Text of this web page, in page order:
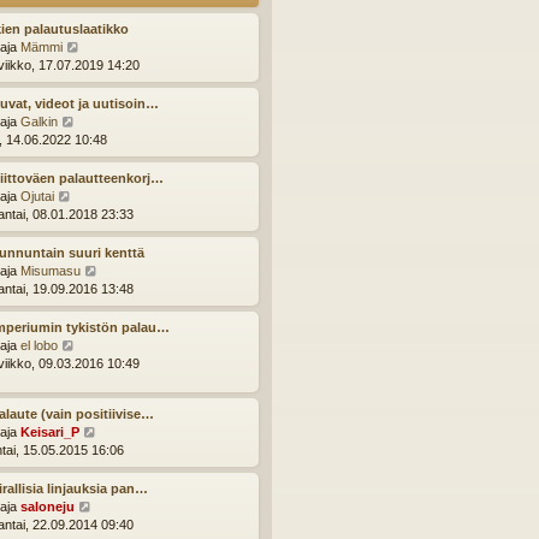
s
t
i
u
s
i
n
v
i
e
s
t
i
palautuslaatikko
Mämmi
ä
y
t
u
u
n
e
s
t
i
17.07.2019 14:20
videot ja uutisoin…
Galkin
ä
y
t
u
u
n
e
t
i
14.06.2022 10:48
palautteenkorj…
Ojutai
ä
y
t
ä
u
u
s
i
n
i
e
s
t
i
08.01.2018 23:33
suuri kenttä
Misumasu
ä
y
t
u
s
i
v
i
e
t
19.09.2016 13:48
tykistön palau…
el lobo
ä
t
ä
u
u
s
i
n
v
09.03.2016 10:49
(vain positiivise…
Keisari_P
ä
y
t
u
15.05.2015 16:06
linjauksia pan…
saloneju
ä
22.09.2014 09:40